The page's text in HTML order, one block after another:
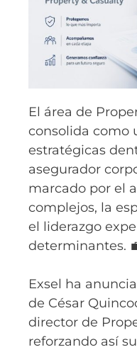
El área de
consolida como
estratégicas
asegurador
marcado por el
complejos, la
el liderazgo
determinantes.
Exsel ha
de César
director de
reforzando así